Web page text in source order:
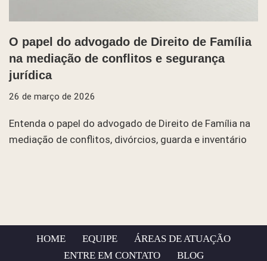
O papel do advogado de Direito de Família
na mediação de conflitos e segurança
jurídica
26 de março de 2026
Entenda o papel do advogado de Direito de Família na
mediação de conflitos, divórcios, guarda e inventário
HOME EQUIPE
ÁREAS DE ATUAÇÃO
ENTRE EM CONTATO
BLOG